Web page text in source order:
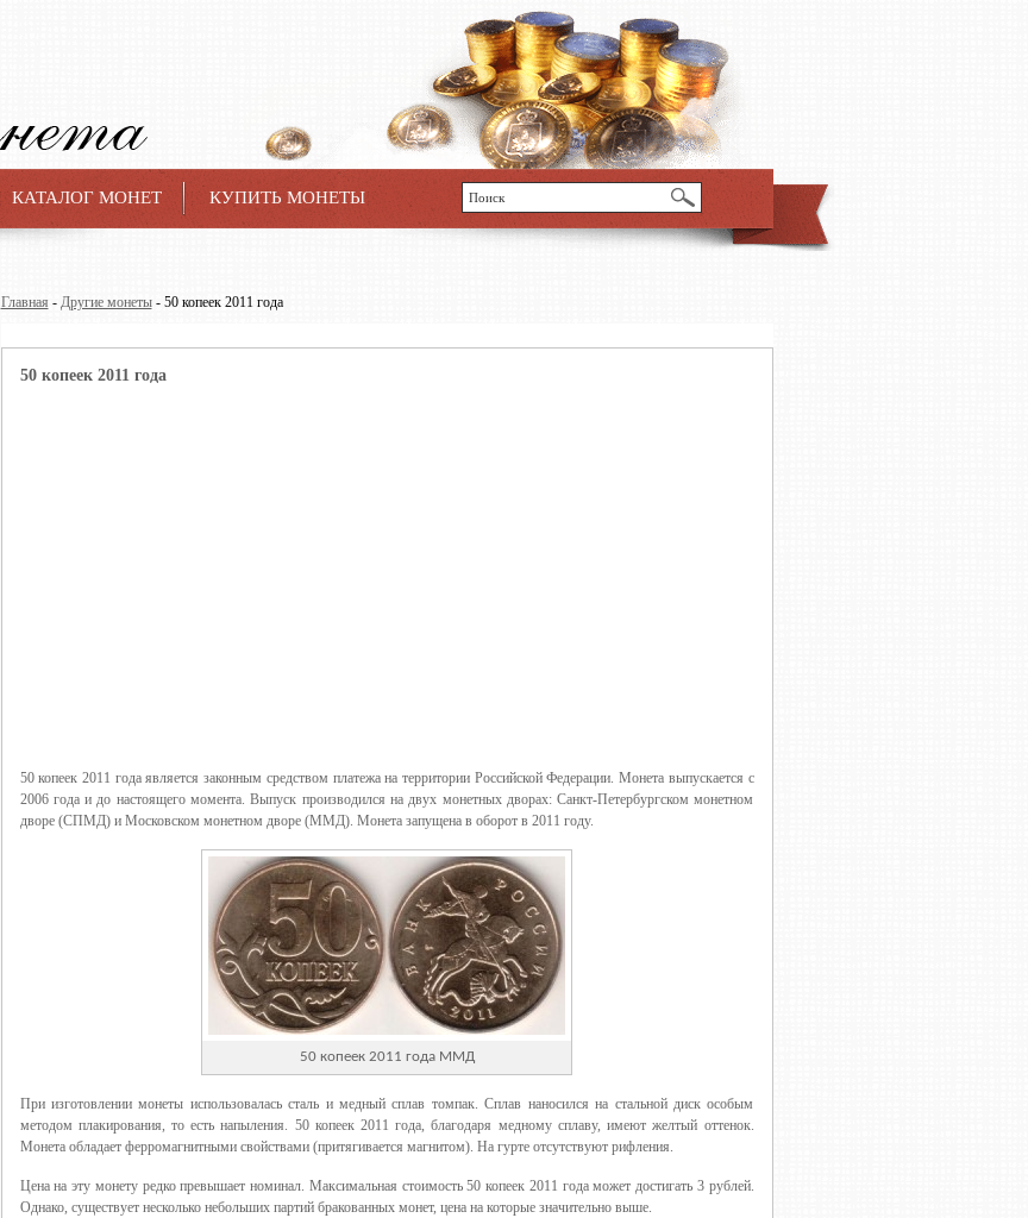
КАТАЛОГ МОНЕТ КУПИТЬ МОНЕТЫ
Главная - Другие монеты- 50 копеек 2011 года
50 копеек 2011 года
50 копеек 2011 года является законным средством платежа на территории Российской Федерации. Монета выпускается с
2006 года и до настоящего момента. Выпуск производился на двух монетных дворах: Санкт-Петербургском монетном
дворе (СПМД) и Московском монетном дворе (ММД). Монета запущена в оборот в 2011 году.
50 копеек 2011 года ММД
При изготовлении монеты использовалась сталь и медный сплав томпак. Сплав наносился на стальной диск особым
методом плакирования, то есть напыления. 50 копеек 2011 года, благодаря медному сплаву, имеют желтый оттенок.
Монета обладает ферромагнитными свойствами (притягивается магнитом). На гурте отсутствуют рифления.
Цена на эту монету редко превышает номинал. Максимальная стоимость 50 копеек 2011 года может достигать 3 рублей.
Однако, существует несколько небольших партий бракованных монет, цена на которые значительно выше.